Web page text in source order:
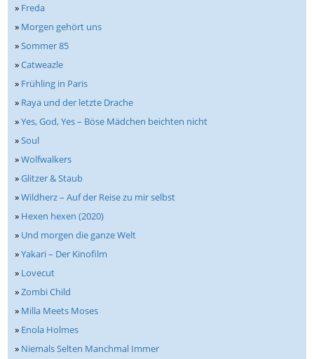
» Freda
» Morgen gehört uns
»Sommer 85
»Catweazle
» Frühling in Paris
» Raya und der letzte Drache
»Yes, God, Yes – Böse Mädchen beichten nicht
»Soul
»Wolfwalkers
»Glitzer & Staub
»Wildherz – Auf der Reise zu mir selbst
» Hexen hexen (2020)
» Und morgen die ganze Welt
»Yakari – Der Kinofilm
» Lovecut
»Zombi Child
» Milla Meets Moses
» Enola Holmes
» Niemals Selten Manchmal Immer